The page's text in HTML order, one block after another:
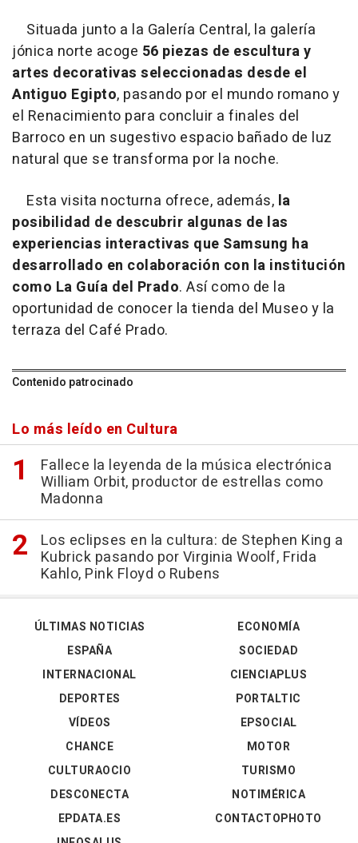
Situada junto a la Galería Central, la galería
jónica norte acoge 56 piezas de escultura y
artes decorativas seleccionadas desde el
Antiguo Egipto, pasando por el mundo romano y
el Renacimiento para concluir a finales del
Barroco en un sugestivo espacio bañado de luz
natural que se transforma por la noche.
Esta visita nocturna ofrece, además, la
posibilidad de descubrir algunas de las
experiencias interactivas que Samsung ha
desarrollado en colaboración con la institución
como La Guía del Prado. Así como de la
oportunidad de conocer la tienda del Museo y la
terraza del Café Prado.
Contenido patrocinado
Lo más leído en Cultura
Fallece la leyenda de la música electrónica
William Orbit, productor de estrellas como
Madonna
Los eclipses en la cultura: de Stephen King a
Kubrick pasando por Virginia Woolf, Frida
Kahlo, Pink Floyd o Rubens
ÚLTIMAS NOTICIAS
ESPAÑA
INTERNACIONAL
DEPORTES
VÍDEOS
ECONOMÍA
SOCIEDAD
CIENCIAPLUS
PORTALTIC
EPSOCIAL
CHANCE
CULTURAOCIO
DESCONECTA
EPDATA.ES
MOTOR
TURISMO
NOTIMÉRICA
CONTACTOPHOTO